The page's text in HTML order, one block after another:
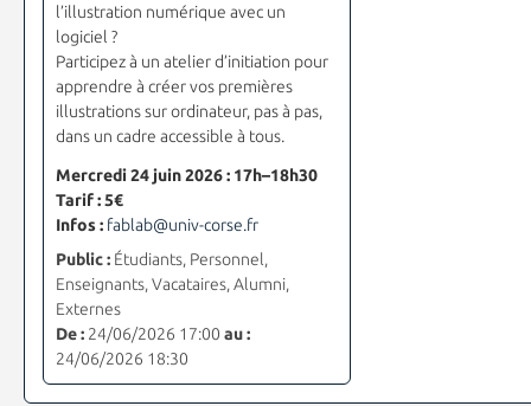
l’illustration numérique avec un
logiciel ?
Participez à un atelier d’initiation pour
apprendre à créer vos premières
illustrations sur ordinateur, pas à pas,
dans un cadre accessible à tous.
Mercredi 24 juin 2026 : 17h–18h30
Tarif : 5€
Infos : fablab@univ-corse.fr
Public :Étudiants, Personnel,
Enseignants, Vacataires, Alumni,
Externes
De :24/06/2026 17:00 au :
24/06/2026 18:30